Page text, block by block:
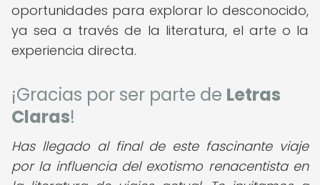
oportunidades para explorar lo desconocido,
ya sea a través de la literatura, el arte o la
experiencia directa.
¡Gracias por ser parte de Letras
Claras!
Has llegado al final de este fascinante viaje
por la influencia del exotismo renacentista en